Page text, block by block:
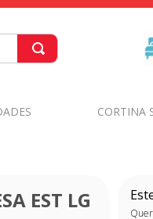
CORTINA
EST LG